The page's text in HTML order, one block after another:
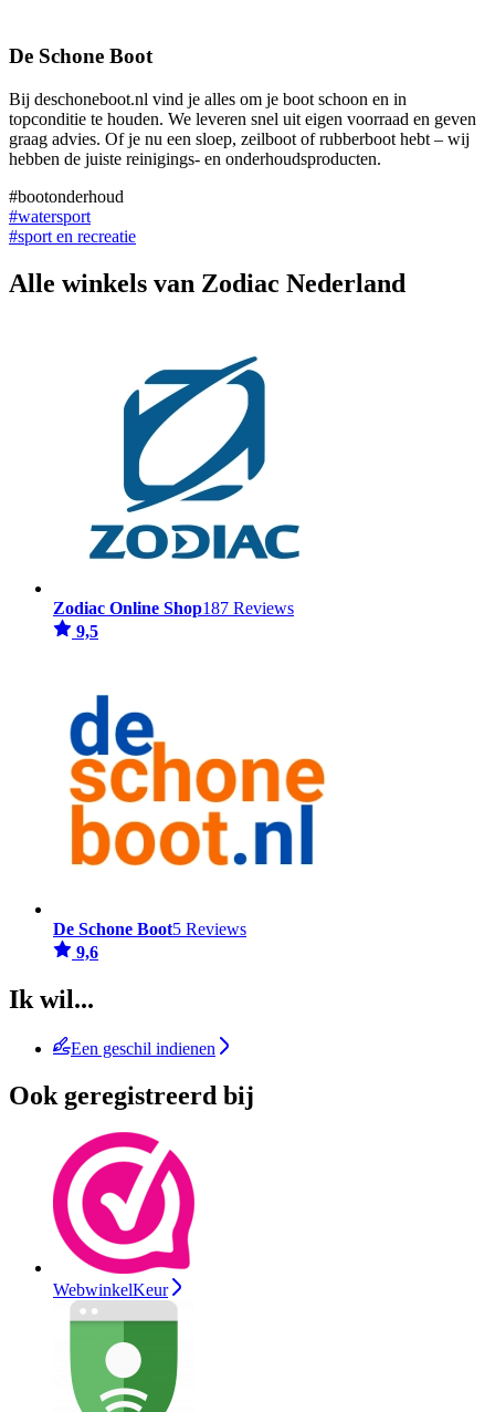
De Schone Boot
Bij deschoneboot.nl vind je alles om je boot schoon en in
topconditie te houden. We leveren snel uit eigen voorraad en geven
graag advies. Of je nu een sloep, zeilboot of rubberboot hebt – wij
hebben de juiste reinigings- en onderhoudsproducten.
#bootonderhoud
#watersport
#sport en recreatie
Alle winkels van Zodiac Nederland
Zodiac Online Shop187 Reviews
9,5
De Schone Boot5 Reviews
9,6
Ik wil...
Een geschil indienen
Ook geregistreerd bij
WebwinkelKeur